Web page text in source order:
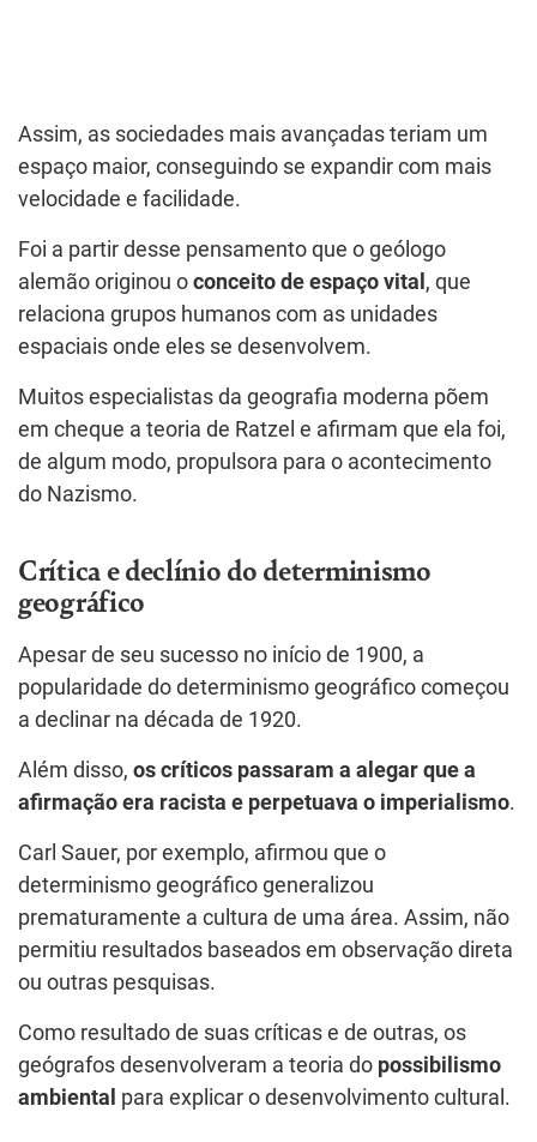
Assim, as sociedades mais avançadas teriam um
espaço maior, conseguindo se expandir com mais
velocidade e facilidade.
Foi a partir desse pensamento que o geólogo
alemão originou o conceito de espaço vital , que
relaciona grupos humanos com as unidades
espaciais onde eles se desenvolvem.
Muitos especialistas da geografia moderna põem
em cheque a teoria de Ratzel e afirmam que ela foi,
de algum modo, propulsora para o acontecimento
do Nazismo.
Crítica e declínio do determinismo
geográfico
Apesar de seu sucesso no início de 1900, a
popularidade do determinismo geográfico começou
a declinar na década de 1920.
Além disso, os críticos passaram a alegar que a
afirmação era racista e perpetuava o imperialismo.
Carl Sauer, por exemplo, afirmou que o
determinismo geográfico generalizou
prematuramente a cultura de uma área. Assim, não
permitiu resultados baseados em observação direta
ou outras pesquisas.
Como resultado de suas críticas e de outras, os
geógrafos desenvolveram a teoria do possibilismo
ambiental para explicar o desenvolvimento cultural.